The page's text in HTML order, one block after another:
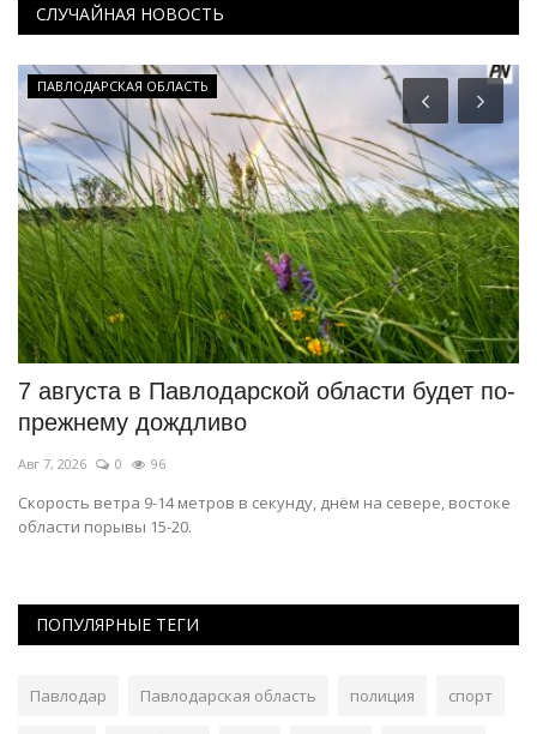
СЛУЧАЙНАЯ НОВОСТЬ
ПАВЛОДАРСКАЯ ОБЛАСТЬ
7 августа в Павлодарской области будет по-
прежнему дождливо
Авг 7, 2026 0 96
Скорость ветра 9-14 метров в секунду, днём на севере, востоке
области порывы 15-20.
ПОПУЛЯРНЫЕ ТЕГИ
Павлодар Павлодарская область полиция спорт